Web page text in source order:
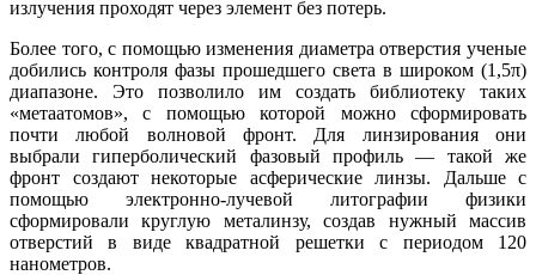
излучения проходят через элемент без потерь.
Более того, с помощью изменения диаметра отверстия ученые
добились контроля фазы прошедшего света в широком (1,5π)
диапазоне. Это позволило им создать библиотеку таких
«метаатомов», с помощью которой можно сформировать
почти любой волновой фронт. Для линзирования они
выбрали гиперболический фазовый профиль — такой же
фронт создают некоторые асферические линзы. Дальше с
помощью электронно-лучевой литографии физики
сформировали круглую металинзу, создав нужный массив
отверстий в виде квадратной решетки с периодом 120
нанометров.